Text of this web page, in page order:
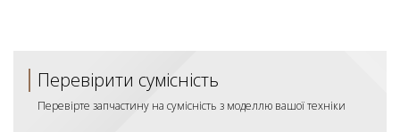
Перевірити сумісність
Перевірте запчастину на сумісність з моделлю вашої техніки